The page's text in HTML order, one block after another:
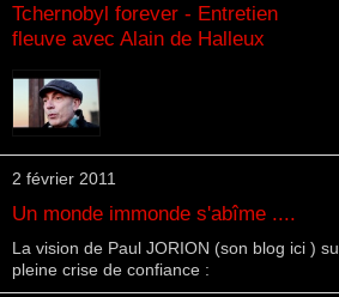
Tchernobyl forever - Entretien
fleuve avec Alain de Halleux
2 février 2011
Un monde immonde s'abîme ....
La vision de Paul JORION (son blog ici )
pleine crise de confiance :